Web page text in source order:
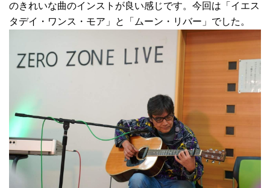
のきれいな曲のインストが良い感じです。今回は「イエス
タデイ・ワンス・モア」と「ムーン・リバー」でした。